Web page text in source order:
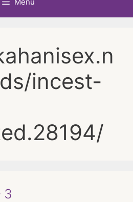
incest-